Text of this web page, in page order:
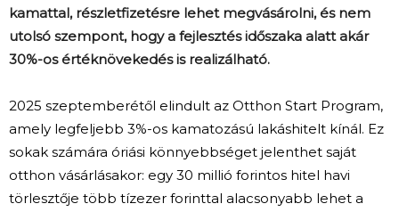
kamattal, részletfizetésre lehet megvásárolni, és nem
utolsó szempont, hogy a fejlesztés időszaka alatt akár
30%-os értéknövekedés is realizálható.
2025 szeptemberétől elindult az Otthon Start Program,
amely legfeljebb 3%-os kamatozású lakáshitelt kínál. Ez
sokak számára óriási könnyebbséget jelenthet saját
otthon vásárlásakor: egy 30 millió forintos hitel havi
törlesztője több tízezer forinttal alacsonyabb lehet a